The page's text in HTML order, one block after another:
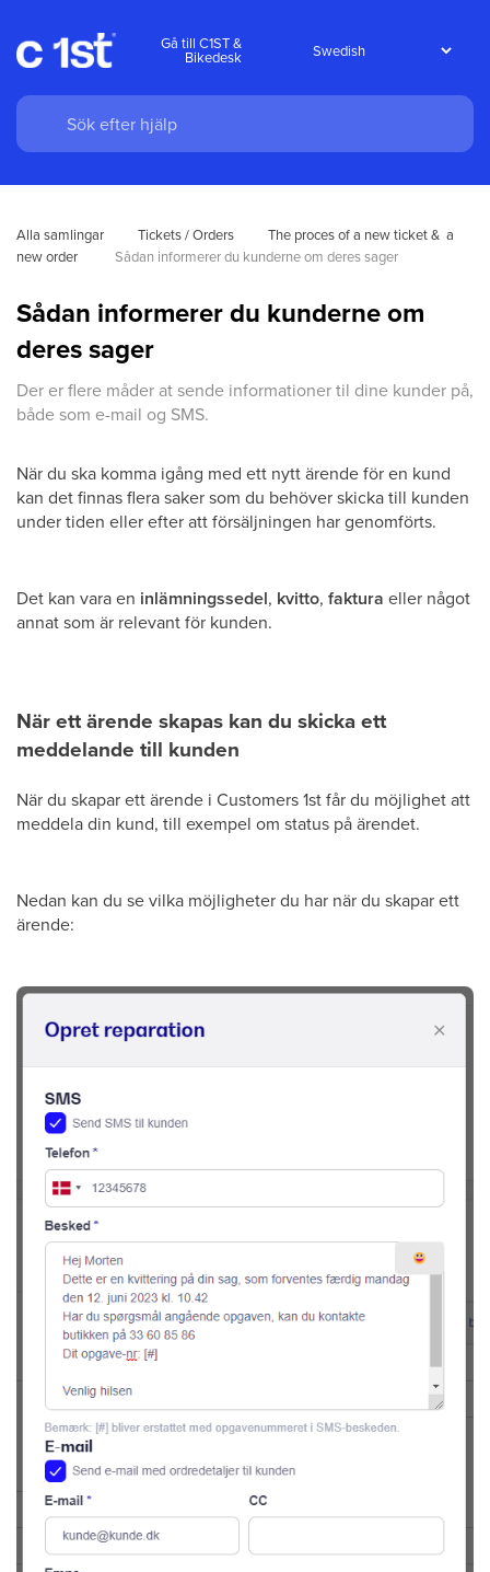
Gå till C1ST &
Bikedesk
Alla samlingar Tickets / Orders
The proces of a new ticket &  a
new order
Sådan informerer du kunderne om deres sager
Sådan informerer du kunderne om
deres sager
Der er flere måder at sende informationer til dine kunder på,
både som e-mail og SMS.
När du ska komma igång med ett nytt ärende för en kund
kan det finnas flera saker som du behöver skicka till kunden
under tiden eller efter att försäljningen har genomförts.
Det kan vara en inlämningssedel, kvitto, faktura eller något
annat som är relevant för kunden.
När ett ärende skapas kan du skicka ett
meddelande till kunden
När du skapar ett ärende i Customers 1st får du möjlighet att
meddela din kund, till exempel om status på ärendet.
Nedan kan du se vilka möjligheter du har när du skapar ett
ärende: